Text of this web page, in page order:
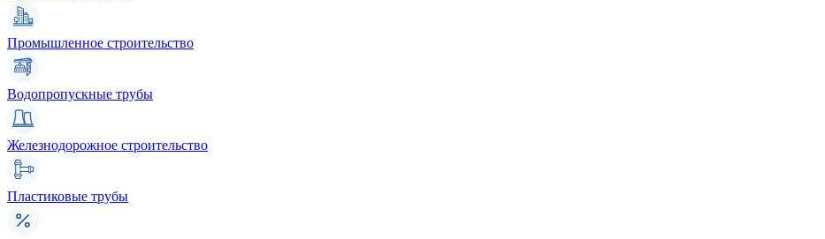
Промышленное строительство
Водопропускные трубы
Железнодорожное строительство
Пластиковые трубы